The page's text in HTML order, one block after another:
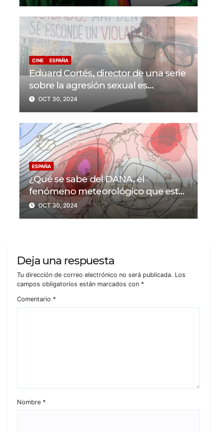
CINE ESPAÑA
Eduard Cortés, director de una serie
sobre la agresión sexual es
denunciado por acoso sexual
OCT 30, 2024
ESPAÑA
¿Qué se sabe del DANA, el
fenómeno meteorológico que está
azotando a España?
OCT 30, 2024
Deja una respuesta
Tu dirección de correo electrónico no será publicada. Los
campos obligatorios están marcados con *
Comentario *
Nombre *